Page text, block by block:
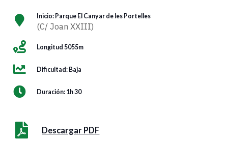
Inicio: Parque El Canyar de les Portelles
(C/ Joan XXIII)
Longitud 5055m
Dificultad: Baja
Duración: 1h 30
Descargar PDF